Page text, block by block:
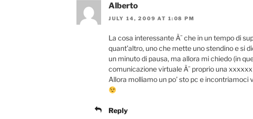
Alberto
JULY 14, 2009 AT 1:08 PM
La cosa interessante Ã¨ che in un tempo di
quant’altro, uno che mette uno stendino e si
un minuto di pausa, ma allora mi chiedo (in
comunicazione virtuale Ã¨ proprio una
Allora molliamo un po’ sto pc e incontriamoci
Reply